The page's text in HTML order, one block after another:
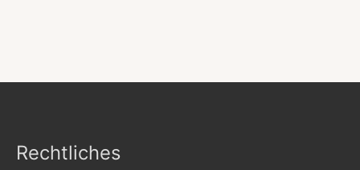
Rechtliches